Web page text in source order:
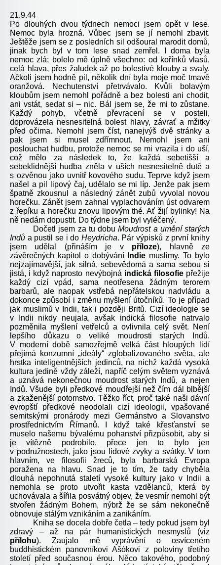
21.9.44
Po dlouhých dvou týdnech nemoci jsem opět v lese.
Nemoc byla hrozná. Vůbec jsem se jí nemohl zbavit.
Ještěže jsem se z posledních sil odšoural marodit domů,
jinak bych byl v tom lese snad zemřel. I doma byla
nemoc zlá; bolelo mě úplně všechno: od kořínků vlasů,
celá hlava, přes žaludek až po bolestivé klouby a svaly.
Ačkoli jsem hodně pil, několik dní byla moje moč tmavě
oranžová. Nechutenství přetrvávalo. Kvůli bolavým
kloubům jsem nemohl pořádně a bez bolesti ani chodit,
ani vstát, sedat si – nic. Bál jsem se, že mi to zůstane.
Každý pohyb, včetně převracení se v posteli,
doprovázela nesnesitelná bolest hlavy, závrať a mžitky
před očima. Nemohl jsem číst, nanejvýš dvě stránky a
pak jsem si musel zdřímnout. Nemohl jsem ani
poslouchat hudbu, protože nemoc se mi vrazila i do uší,
což mělo za následek to, že každá sebetišší a
sebeklidnější hudba zněla v uších nesnesitelně dutě a
s ozvěnou jako uvnitř kovového sudu. Teprve když jsem
našel a pil lipový čaj, udělalo se mi líp. Jenže pak jsem
špatně zkousnul a následný zánět zubů vyvolal novou
horečku. Zánět jsem zahnal vyplachováním úst odvarem
z řepíku a horečku znovu lipovým thé. Ať žijí bylinky! Na
ně nedám dopustit. Do týdne jsem byl vyléčený.
Dočetl jsem za tu dobuMoudrost a umění starých
Indů a pustil se i do Heydricha. Pár výpisků z první knihy
jsem udělal (přináším je v příloze), hlavně ze
závěrečných kapitol o dobývání
Indie muslimy. To bylo
nejzajímavější, jak silná, sebevědomá a sama sebou si
jistá, i když naprosto nevýbojná indická filosofiepřežije
každý cizí vpád, sama neotřesena žádným terorem
barbarů, ale naopak vstřebá nepřátelskou nadvládu a
dokonce způsobí i změnu myšlení útočníků. To je případ
jak muslimů v Indii, tak i později Britů. Cizí ideologie se
v Indii nikdy neujala, avšak indická filosofie natrvalo
pozměnila myšlení vetřelců a ovlivnila celý svět. Není
lepšího důkazu o veliké moudrosti starých Indů.
V moderní době samozřejmě velká část hloupých lidí
přejímá konzumní „ideály“ zglobalizovaného světa, ale
hrstka inteligentnějších jedinců, na nichž každá vysoká
kultura jedině vždy záleží, napříč celým světem vyznává
a uznává nekonečnou moudrost starých Indů, a nejen
Indů. Všude byli předkové moudřejší než čím dál blbější
a zkaženější potomstvo. Těžko říct, proč také naši dávní
evropští předkové neodolali cizí ideologii, vpašované
semitskými pronárody mezi Germánstvo a Slovanstvo
prostřednictvím Římanů. I když také křesťanství se
muselo našemu bývalému pohanství přizpůsobit, aby si
je vítězně podrobilo, přece jen to bylo jen
v podružnostech, jako jsou lidové zvyky a svátky. V tom
hlavním, ve filosofii žreců, byla barbarská Evropa
poražena na hlavu. Snad je to tím, že tady chyběla
dlouhá nepohnutá staletí vysoké kultury jako v Indii a
nemohla se proto utvořit kasta vzdělanců, která by
uchovávala a šířila posvátný objev, že vesmír nemohl být
stvořen žádným Bohem, nýbrž že se sám nekonečně
obnovuje stálým vznikáním a zanikáním.
Kniha se docela dobře četla – tedy pokud jsem byl
zdravý – až na pár humanistických nesmyslů (viz
přílohu). Zaujalo mě vyprávění o osvíceném
buddhistickém panovníkovi Ašókovi z poloviny třetího
století před současnou érou. Něco takového, podobný